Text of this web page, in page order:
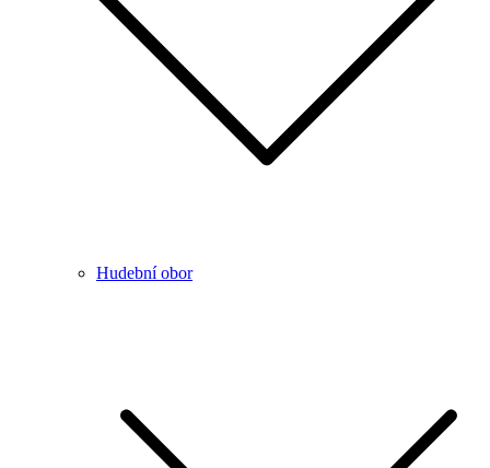
Hudební obor